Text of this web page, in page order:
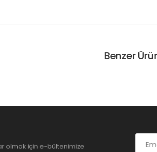
Benzer
olmak için e-bültenimize